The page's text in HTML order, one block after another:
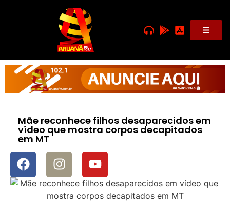
Mãe reconhece filhos desaparecidos em
vídeo que mostra corpos decapitados
em MT